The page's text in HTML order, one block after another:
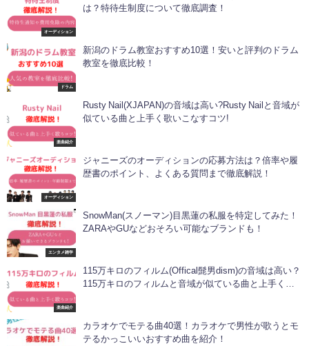
オーディション
は？特待生制度について徹底調査！
ドラム
新潟のドラム教室おすすめ10選！安いと評判のドラム
教室を徹底比較！
楽曲紹介
Rusty Nail(XJAPAN)の音域は高い?Rusty Nailと音域が
似ている曲と上手く歌いこなすコツ!
オーディション
ジャニーズのオーディションの応募方法は？倍率や履
歴書のポイント、よくある質問まで徹底解説！
エンタメ雑学
SnowMan(スノーマン)目黒蓮の私服を特定してみた！
ZARAやGUなどおそろい可能なブランドも！
楽曲紹介
115万キロのフィルム(Offical髭男dism)の音域は高い？
115万キロのフィルムと音域が似ている曲と上手く歌
カラオケでモテる曲40選！カラオケで男性が歌うとモ
テるかっこいいおすすめ曲を紹介！